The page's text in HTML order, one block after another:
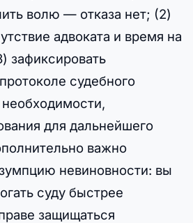
волю — отказа нет; (2)
адвоката и время на
зафиксировать
судебного
для дальнейшего
важно
невиновности: вы
суду быстрее
защищаться